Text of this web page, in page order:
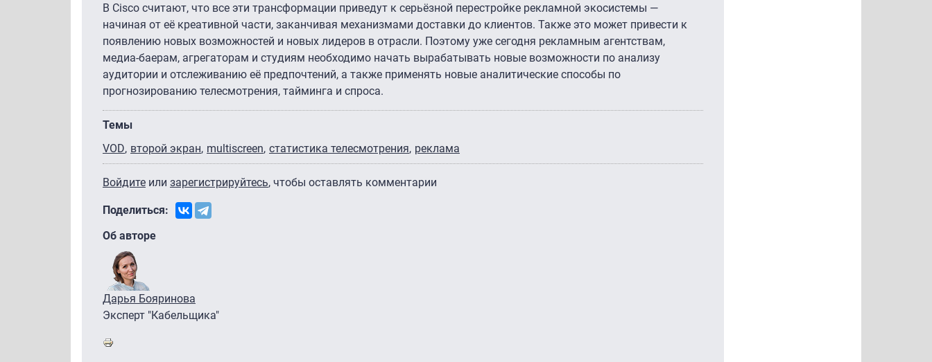
В Cisco считают, что все эти трансформации приведут к серьёзной перестройке рекламной экосистемы —
начиная от её креативной части, заканчивая механизмами доставки до клиентов. Также это может привести к
появлению новых возможностей и новых лидеров в отрасли. Поэтому уже сегодня рекламным агентствам,
медиа-баерам, агрегаторам и студиям необходимо начать вырабатывать новые возможности по анализу
аудитории и отслеживанию её предпочтений, а также применять новые аналитические способы по
прогнозированию телесмотрения, тайминга и спроса.
Темы
VOD второй экран multiscreen статистика телесмотрения реклама
Войдите или зарегистрируйтесь, чтобы оставлять комментарии
Поделиться:
Об авторе
Дарья Бояринова
Эксперт "Кабельщика"